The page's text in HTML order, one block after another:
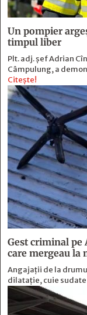
Un pompier
timpul liber
Plt. adj. șef Adrian
Câmpulung, a
Citește!
Gest criminal pe
care mergeau la
Angajaţii de la
dilataţie, cuie